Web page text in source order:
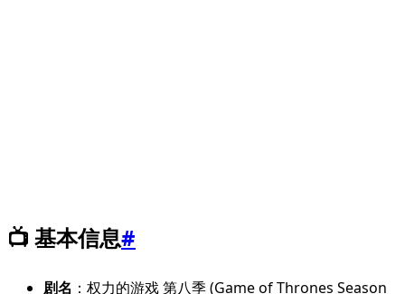
📺 基本信息#
剧名 ：权力的游戏 第八季 (Game of Thrones Season